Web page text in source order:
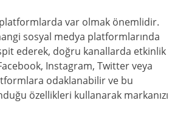
var olmak önemlidir.
sosyal medya platformlarında
ederek, doğru kanallarda etkinlik
Instagram, Twitter veya
odaklanabilir ve bu
özellikleri kullanarak markanızı